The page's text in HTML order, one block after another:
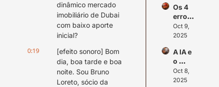
dinâmico mercado
imobiliário de Dubai
com baixo aporte
inicial?
0:19
[efeito sonoro] Bom
dia, boa tarde e boa
noite. Sou Bruno
Loreto, sócio da
misto
s e
Senior
Living
ma na
verda
de for
a
proteç
ão
para o
seu
Os 4
erros
que
afasta
capital
do seu
projet
o
Oct 9,
2025
A IA e
o
futuro
do
Oct 8,
2025